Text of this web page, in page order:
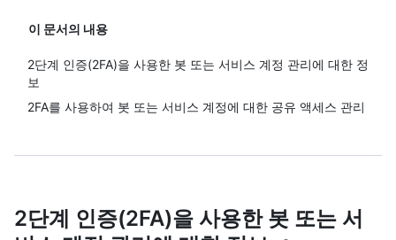
이 문서의 내용
2단계 인증(2FA)을 사용한 봇 또는 서비스 계정 관리에 대한 정
보
2FA를 사용하여 봇 또는 서비스 계정에 대한 공유 액세스 관리
2단계 인증(2FA)을 사용한 봇 또는 서